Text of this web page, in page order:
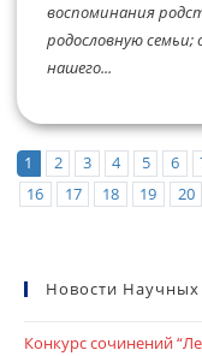
воспоминания
родословную
нашего...
1 2 3 4 5 6
16
17 18 19 20
Новости
Конкурс сочинений